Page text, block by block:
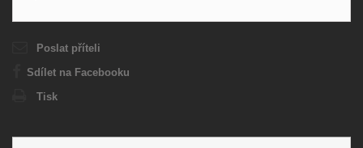
Poslat příteli
Sdílet na Facebooku
Tisk